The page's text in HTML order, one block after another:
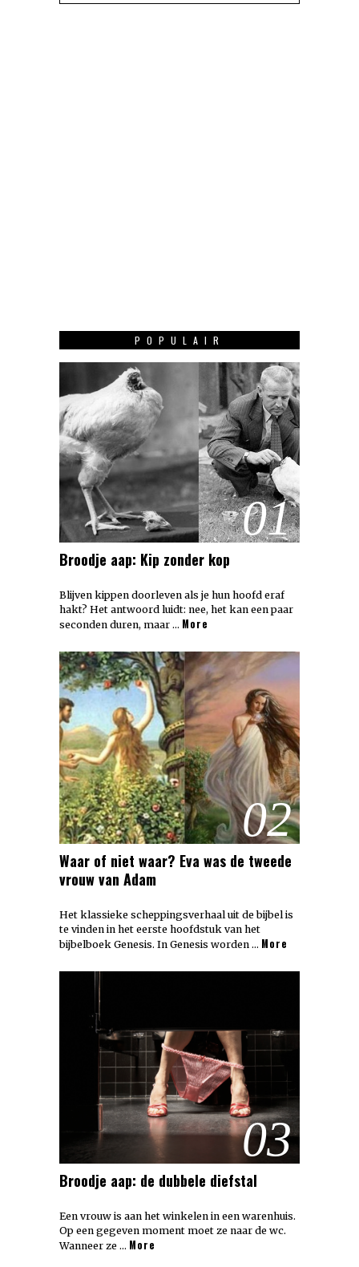
POPULAIR
01
Broodje aap: Kip zonder kop
Blijven kippen doorleven als je hun hoofd eraf
hakt? Het antwoord luidt: nee, het kan een paar
seconden duren, maar … More
02
Waar of niet waar? Eva was de tweede
vrouw van Adam
Het klassieke scheppingsverhaal uit de bijbel is
te vinden in het eerste hoofdstuk van het
bijbelboek Genesis. In Genesis worden … More
03
Broodje aap: de dubbele diefstal
Een vrouw is aan het winkelen in een warenhuis.
Op een gegeven moment moet ze naar de wc.
Wanneer ze … More